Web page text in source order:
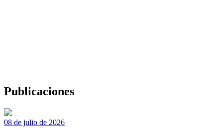
Publicaciones
08 de julio de 2026